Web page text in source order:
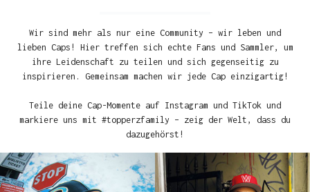
Wir sind mehr als nur eine Community – wir leben und
lieben Caps! Hier treffen sich echte Fans und Sammler, um
ihre Leidenschaft zu teilen und sich gegenseitig zu
inspirieren. Gemeinsam machen wir jede Cap einzigartig!
Teile deine Cap-Momente auf Instagram und TikTok und
markiere uns mit #topperzfamily – zeig der Welt, dass du
dazugehörst!